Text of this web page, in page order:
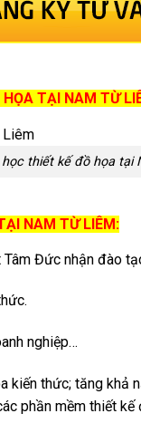
HỌA TẠI NAM TỪ
học thiết kế đồ họa tại
NAM TỪ LIÊM:
Đức nhận đào
nghiệp…
thức; tăng khả
phần mềm thiết